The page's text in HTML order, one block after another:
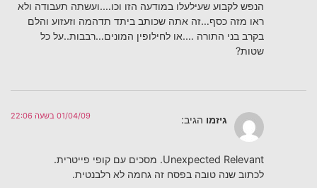
הנפש לקבוע שעילעלו במודעה הזו וכו….ועשתה תעבודה ולא
ראו מזה כסף…זה אתה שכותב ביתד תדהמה וזעזוע והלם
בקרב בני התורה ….או לחילופין המונים…רבבות..על כל
שטות?
גיזמו הגיב: 01/04/09 בשעה 22:06
Unexpected Relevant. מסכים עם קופי פייטרית.
לכתוב שנה טובה בפסח זה גחמה לא רלבנטית.